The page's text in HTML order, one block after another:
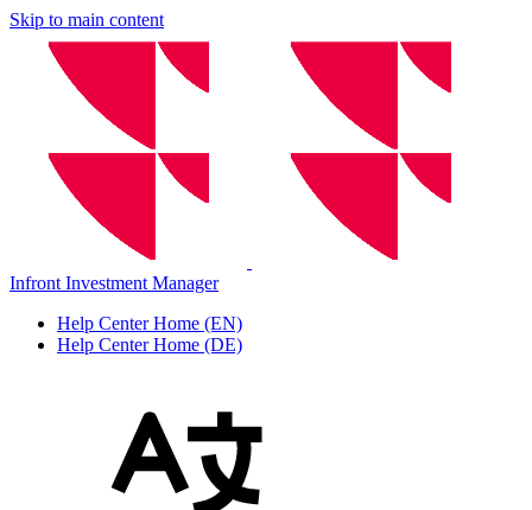
Skip to main content
Infront Investment Manager
Help Center Home (EN)
Help Center Home (DE)